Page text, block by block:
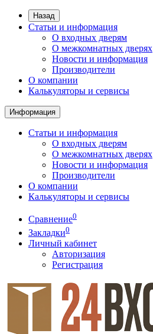
Назад
Статьи и информация
О входных дверям
О межкомнатных дверях
Новости и информация
Производители
О компании
Калькуляторы и сервисы
Информация
Статьи и информация
О входных дверям
О межкомнатных дверях
Новости и информация
Производители
О компании
Калькуляторы и сервисы
Сравнение0
Закладки0
Личный кабинет
Авторизация
Регистрация